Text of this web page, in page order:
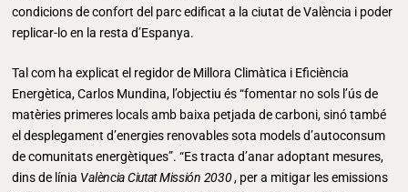
condicions de confort del parc edificat a la ciutat de València i poder
replicar-lo en la resta d’Espanya.
Tal com ha explicat el regidor de Millora Climàtica i Eficiència
Energètica, Carlos Mundina, l’objectiu és “fomentar no sols l’ús de
matèries primeres locals amb baixa petjada de carboni, sinó també
el desplegament d’energies renovables sota models d’autoconsum
de comunitats energètiques”. “Es tracta d’anar adoptant mesures,
dins de línia València Ciutat Missión 2030, per a mitigar les emissions